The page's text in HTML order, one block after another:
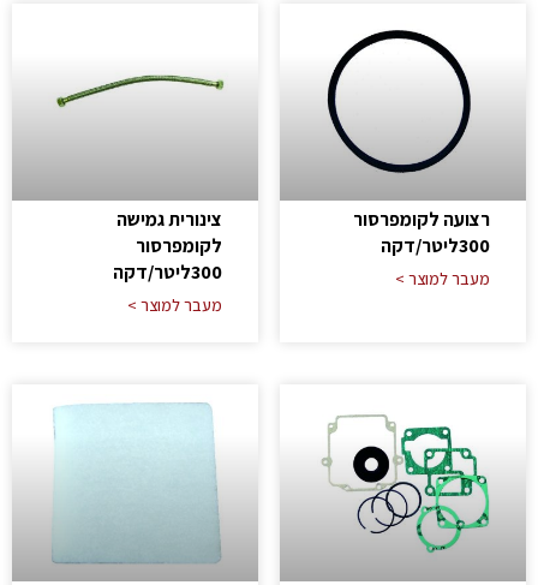
רצועה לקומפרסור
300ליטר/דקה
מעבר למוצר >
צינורית גמישה
לקומפרסור
300ליטר/דקה
מעבר למוצר >